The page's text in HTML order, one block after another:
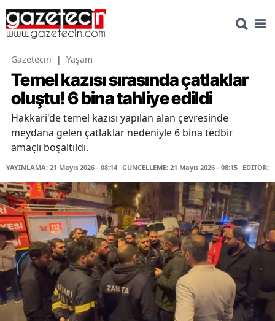
Gazetecin | Yaşam
Temel kazısı sırasında çatlaklar
oluştu! 6 bina tahliye edildi
Hakkari'de temel kazısı yapılan alan çevresinde
meydana gelen çatlaklar nedeniyle 6 bina tedbir
amaçlı boşaltıldı.
YAYINLAMA: 21 Mayıs 2026 - 08:14 GÜNCELLEME: 21 Mayıs 2026 - 08:15 EDİTÖR: